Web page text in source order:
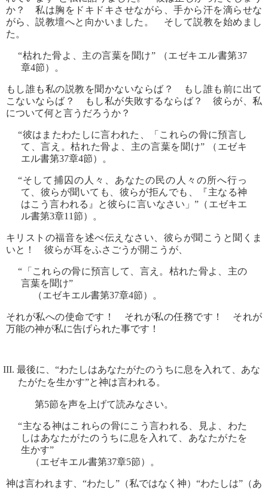
か？ 私は胸をドキドキさせながら、手から汗を滴らせな
がら、説教壇へと向かいました。 そして説教を始めまし
た。
“枯れた骨よ、主の言葉を聞け” （エゼキエル書第37
章4節）。
もし誰も私の説教を聞かないならば？ もし誰も前に出て
こないならば？ もし私が失敗するならば？ 彼らが、私
について何と言うだろうか？
“彼はまたわたしに言われた、「これらの骨に預言し
て、言え。枯れた骨よ、主の言葉を聞け” （エゼキ
エル書第37章4節）。
“そして捕囚の人々、あなたの民の人々の所へ行っ
て、彼らが聞いても、彼らが拒んでも、『主なる神
はこう言われる』と彼らに言いなさい」”（エゼキエ
ル書第3章11節）。
キリストの福音を述べ伝えなさい、彼らが聞こうと聞くま
いと！ 彼らが耳をふさごうが開こうが、
“「これらの骨に預言して、言え。枯れた骨よ、主の
言葉を聞け”
（エゼキエル書第37章4節）。
それが私への使命です！ それが私の任務です！ それが
万能の神が私に告げられた事です！
III. 最後に、“わたしはあなたがたのうちに息を入れて、あな
たがたを生かす”と神は言われる。
第5節を声を上げて読みなさい。
“主なる神はこれらの骨にこう言われる、見よ、わた
しはあなたがたのうちに息を入れて、あなたがたを
生かす”
（エゼキエル書第37章5節）。
神は言われます、“わたし”（私ではなく神）“わたしは”（あ